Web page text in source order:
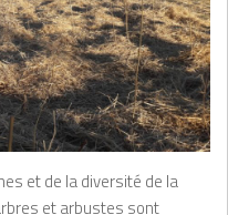
et de la diversité de la
et arbustes sont